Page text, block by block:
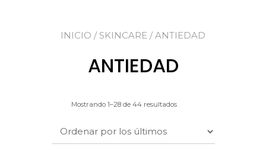
INICIO / SKINCARE / ANTIEDAD
ANTIEDAD
Mostrando 1–28 de 44 resultados